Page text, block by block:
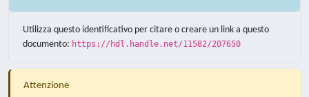
Utilizza questo identificativo per citare o creare un link a questo
documento: https://hdl.handle.net/11582/207650
Attenzione